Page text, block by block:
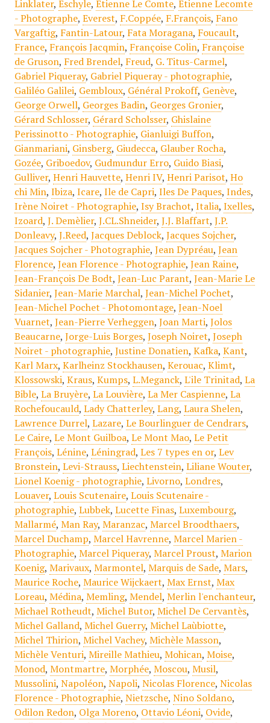
Linklater, Eschyle, Etienne Le Comte, Etienne Lecomte
- Photographe, Everest, F.Coppée, F.François, Fano
Vargaftig, Fantin-Latour, Fata Moragana, Foucault,
France, François Jacqmin, Françoise Colin, Françoise
de Gruson, Fred Brendel, Freud, G. Titus-Carmel,
Gabriel Piqueray, Gabriel Piqueray - photographie,
Galiléo Galilei, Gembloux, Général Prokoff, Genève,
George Orwell, Georges Badin, Georges Gronier,
Gérard Schlosser, Gérard Scholsser, Ghislaine
Perissinotto - Photographie, Gianluigi Buffon,
Gianmariani, Ginsberg, Giudecca, Glauber Rocha,
Gozée, Griboedov, Gudmundur Erro, Guido Biasi,
Gulliver, Henri Hauvette, Henri IV, Henri Parisot, Ho
chi Min, Ibiza, Icare, Ile de Capri, Iles De Paques, Indes,
Irène Noiret - Photographie, Isy Brachot, Italia, Ixelles,
Izoard, J. Demèlier, J.CL.Shneider, J.J. Blaffart, J.P.
Donleavy, J.Reed, Jacques Deblock, Jacques Sojcher,
Jacques Sojcher - Photographie, Jean Dypréau, Jean
Florence, Jean Florence - Photographie, Jean Raine,
Jean-François De Bodt, Jean-Luc Parant, Jean-Marie Le
Sidanier, Jean-Marie Marchal, Jean-Michel Pochet,
Jean-Michel Pochet - Photomontage, Jean-Noel
Vuarnet, Jean-Pierre Verheggen, Joan Marti, Jolos
Beaucarne, Jorge-Luis Borges, Joseph Noiret, Joseph
Noiret - photographie, Justine Donatien, Kafka, Kant,
Karl Marx, Karlheinz Stockhausen, Kerouac, Klimt,
Klossowski, Kraus, Kumps, L.Meganck, L'ile Trinitad, La
Bible, La Bruyère, La Louvière, La Mer Caspienne, La
Rochefoucauld, Lady Chatterley, Lang, Laura Shelen,
Lawrence Durrel, Lazare, Le Bourlinguer de Cendrars,
Le Caire, Le Mont Guilboa, Le Mont Mao, Le Petit
François, Lénine, Léningrad, Les 7 types en or, Lev
Bronstein, Levi-Strauss, Liechtenstein, Liliane Wouter,
Lionel Koenig - photographie, Livorno, Londres,
Louaver, Louis Scutenaire, Louis Scutenaire -
photographie, Lubbek, Lucette Finas, Luxembourg,
Mallarmé, Man Ray, Maranzac, Marcel Broodthaers,
Marcel Duchamp, Marcel Havrenne, Marcel Marien -
Photographie, Marcel Piqueray, Marcel Proust, Marion
Koenig, Marivaux, Marmontel, Marquis de Sade, Mars,
Maurice Roche, Maurice Wijckaert, Max Ernst, Max
Loreau, Médina, Memling, Mendel, Merlin l'enchanteur,
Michael Rotheudt, Michel Butor, Michel De Cervantès,
Michel Galland, Michel Guerry, Michel Laùbiotte,
Michel Thirion, Michel Vachey, Michèle Masson,
Michèle Venturi, Mireille Mathieu, Mohican, Moise,
Monod, Montmartre, Morphée, Moscou, Musil,
Mussolini, Napoléon, Napoli, Nicolas Florence, Nicolas
Florence - Photographie, Nietzsche, Nino Soldano,
Odilon Redon, Olga Moreno, Ottavio Léoni, Ovide,